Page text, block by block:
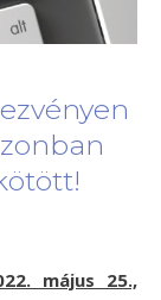
május 25.,